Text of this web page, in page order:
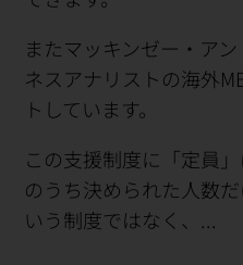
またマッキンゼー・ア
ネスアナリストの海外
トしています。
この支援制度に「定員
のうち決められた人数
いう制度ではなく、...